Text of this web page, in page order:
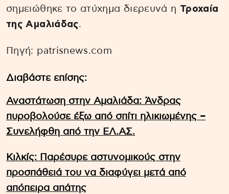
σημειώθηκε το ατύχημα διερευνά η Τροχαία
της Αμαλιάδας.
Πηγή: patrisnews.com
Διαβάστε επίσης:
Αναστάτωση στην Αμαλιάδα: Άνδρας
πυροβολούσε έξω από σπίτι ηλικιωμένης –
Συνελήφθη από την ΕΛ.ΑΣ.
Κιλκίς: Παρέσυρε αστυνομικούς στην
προσπάθειά του να διαφύγει μετά από
απόπειρα απάτης